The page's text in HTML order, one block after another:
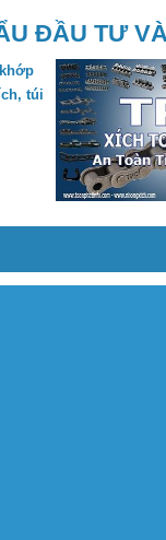
ĐẦU TƯ
túi